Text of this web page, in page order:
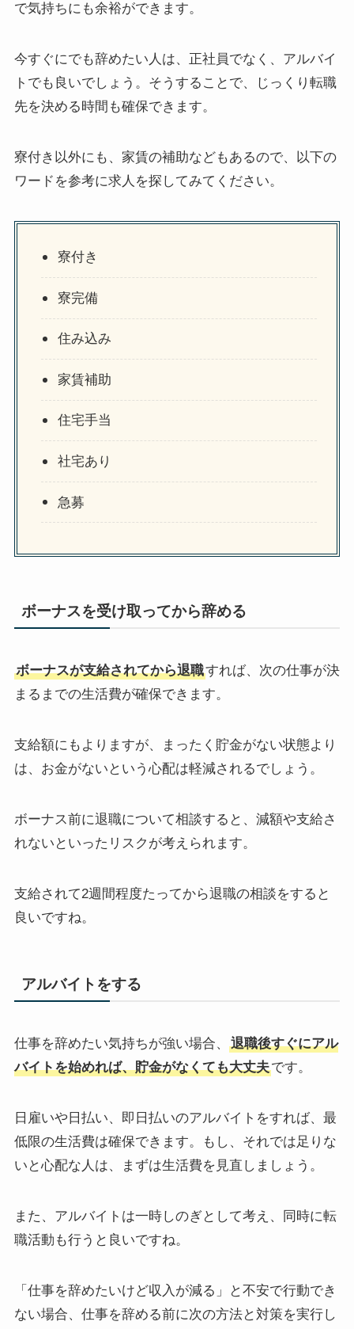
で気持ちにも余裕ができます。
今すぐにでも辞めたい人は、正社員でなく、アルバイ
トでも良いでしょう。そうすることで、じっくり転職
先を決める時間も確保できます。
寮付き以外にも、家賃の補助などもあるので、以下の
ワードを参考に求人を探してみてください。
寮付き
寮完備
住み込み
家賃補助
住宅手当
社宅あり
急募
ボーナスを受け取ってから辞める
ボーナスが支給されてから退職すれば、次の仕事が決
まるまでの生活費が確保できます。
支給額にもよりますが、まったく貯金がない状態より
は、お金がないという心配は軽減されるでしょう。
ボーナス前に退職について相談すると、減額や支給さ
れないといったリスクが考えられます。
支給されて2週間程度たってから退職の相談をすると
良いですね。
アルバイトをする
仕事を辞めたい気持ちが強い場合、
退職後すぐにアル
バイトを始めれば、貯金がなくても大丈夫です。
日雇いや日払い、即日払いのアルバイトをすれば、最
低限の生活費は確保できます。もし、それでは足りな
いと心配な人は、まずは生活費を見直しましょう。
また、アルバイトは一時しのぎとして考え、同時に転
職活動も行うと良いですね。
「仕事を辞めたいけど収入が減る」と不安で行動でき
ない場合、仕事を辞める前に次の方法と対策を実行し